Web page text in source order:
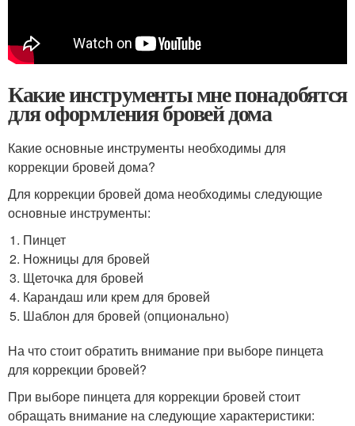
Какие инструменты мне понадобятся
для оформления бровей дома
Какие основные инструменты необходимы для
коррекции бровей дома?
Для коррекции бровей дома необходимы следующие
основные инструменты:
Пинцет
Ножницы для бровей
Щеточка для бровей
Карандаш или крем для бровей
Шаблон для бровей (опционально)
На что стоит обратить внимание при выборе пинцета
для коррекции бровей?
При выборе пинцета для коррекции бровей стоит
обращать внимание на следующие характеристики: